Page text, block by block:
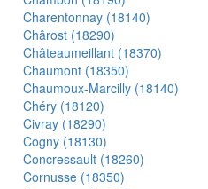
Charentonnay (18140)
Chârost (18290)
Châteaumeillant (18370)
Chaumont (18350)
Chaumoux-Marcilly (18140)
Chéry (18120)
Civray (18290)
Cogny (18130)
Concressault (18260)
Cornusse (18350)